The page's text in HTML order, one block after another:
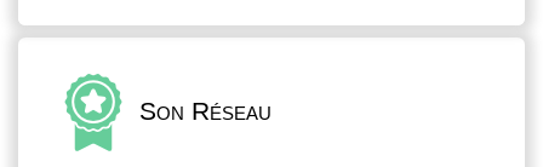
Son Réseau